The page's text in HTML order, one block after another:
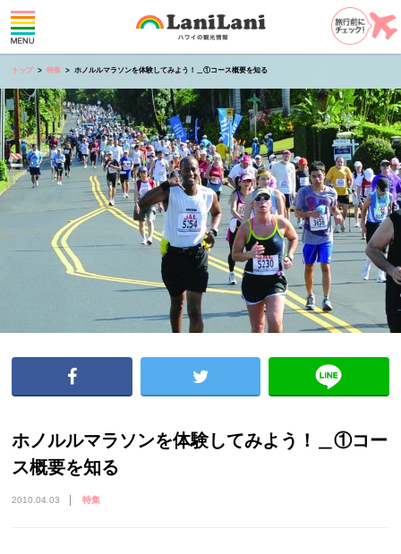
トップ 特集 ホノルルマラソンを体験してみよう！＿①コース概要を知る
ホノルルマラソンを体験してみよう！＿①コー
ス概要を知る
2010.04.03 特集